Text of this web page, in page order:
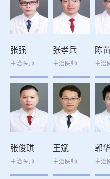
张强
主治医师
张孝兵
主治医师
陈苗
主治
张俊琪
主治医师
王斌
主治医师
郭
主治